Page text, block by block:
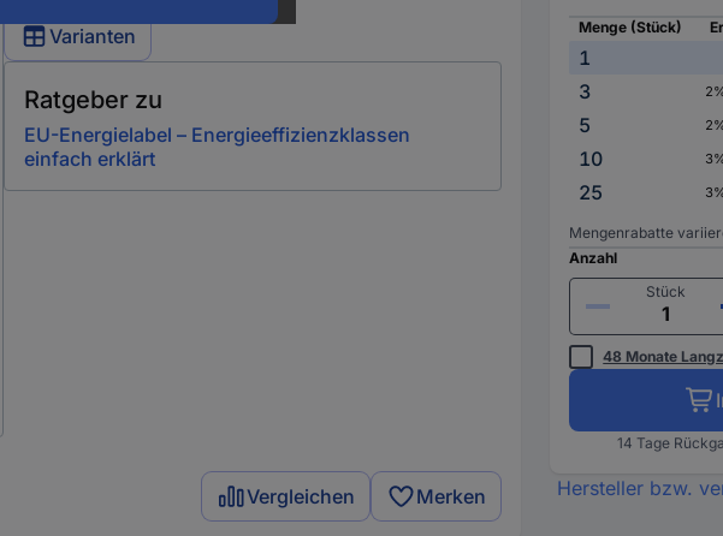
Varianten
Ratgeber zu
EU-Energielabel – Energieeffizienzklassen
einfach erklärt
Vergleichen Merken
Menge (Stück)
1
3
5
10
25
Mengenrabatte
Anzahl
Stück
48 Monate
14 Tage
Hersteller bzw.